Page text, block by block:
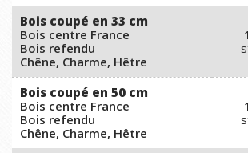
Bois coupé en 33 cm
Bois centre France
Bois refendu
Chêne, Charme, Hêtre
Bois coupé en 50 cm
Bois centre France
Bois refendu
Chêne, Charme, Hêtre